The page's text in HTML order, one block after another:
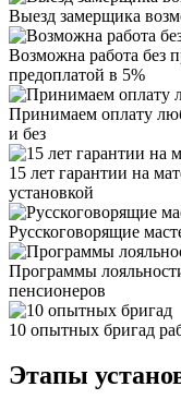
Выезд замерщика
Возможна работа без
предоплатой в 5%
Принимаем оплату
и без
15 лет гарантии на
установкой
Русскоговорящие
Программы
пенсионеров
10 опытных бригад
Этапы